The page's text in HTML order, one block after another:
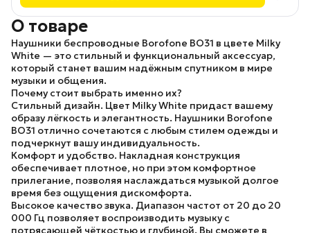
О товаре
Наушники беспроводные Borofone BO31 в цвете Milky
White — это стильный и функциональный аксессуар,
который станет вашим надёжным спутником в мире
музыки и общения.
Почему стоит выбрать именно их?
Стильный дизайн. Цвет Milky White придаст вашему
образу лёгкость и элегантность. Наушники Borofone
BO31 отлично сочетаются с любым стилем одежды и
подчеркнут вашу индивидуальность.
Комфорт и удобство. Накладная конструкция
обеспечивает плотное, но при этом комфортное
прилегание, позволяя наслаждаться музыкой долгое
время без ощущения дискомфорта.
Высокое качество звука. Диапазон частот от 20 до 20
000 Гц позволяет воспроизводить музыку с
потрясающей чёткостью и глубиной. Вы сможете в